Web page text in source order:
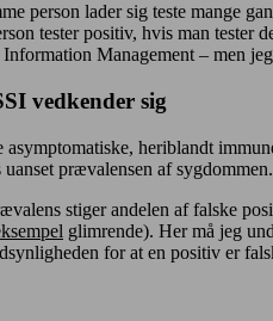
person lader sig teste mange
tester positiv, hvis man
Management – men
vedkender sig
heriblandt
prævalensen af
stiger andelen af falske
glimrende). Her må jeg
for at en positiv er